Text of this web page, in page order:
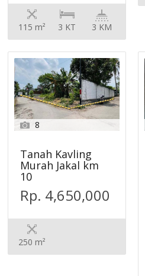
115 m² 3 KT 3 KM
8
Tanah Kavling
Murah Jakal km
10
Rp. 4,650,000
250 m²